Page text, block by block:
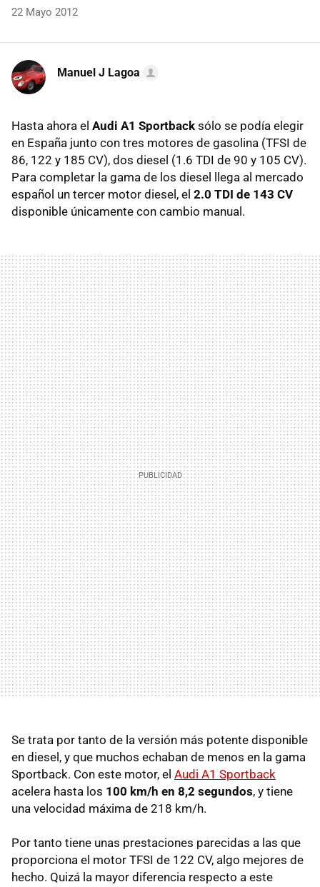
22 Mayo 2012
Manuel J Lagoa
Hasta ahora el Audi A1 Sportback sólo se podía elegir
en España junto con tres motores de gasolina (TFSI de
86, 122 y 185 CV), dos diesel (1.6 TDI de 90 y 105 CV).
Para completar la gama de los diesel llega al mercado
español un tercer motor diesel, el 2.0 TDI de 143 CV
disponible únicamente con cambio manual.
Se trata por tanto de la versión más potente disponible
en diesel, y que muchos echaban de menos en la gama
Sportback. Con este motor, el Audi A1 Sportback
acelera hasta los 100 km/h en 8,2 segundos, y tiene
una velocidad máxima de 218 km/h.
Por tanto tiene unas prestaciones parecidas a las que
proporciona el motor TFSI de 122 CV, algo mejores de
hecho. Quizá la mayor diferencia respecto a este